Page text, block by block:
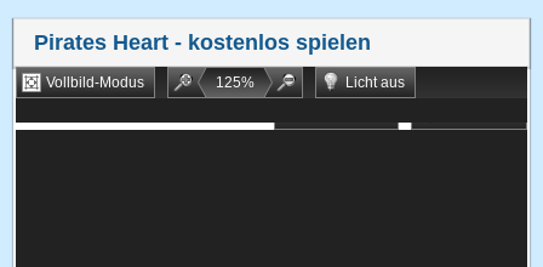
Pirates Heart - kostenlos spielen
Vollbild-Modus 125%
Licht aus